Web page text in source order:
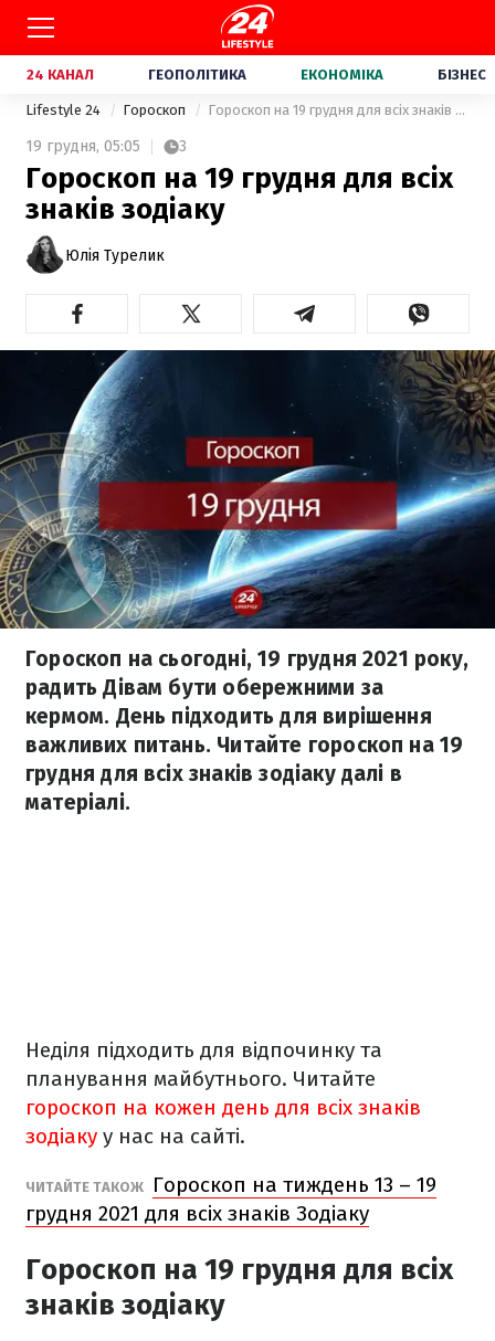
24 КАНАЛ ГЕОПОЛІТИКА ЕКОНОМІКА БІЗНЕС
Lifestyle 24 Гороскоп Гороскоп на 19 грудня для всіх знаків зодіаку
19 грудня, 05:05 3
Гороскоп на 19 грудня для всіх
знаків зодіаку
Юлія Турелик
Гороскоп на сьогодні, 19 грудня 2021 року,
радить Дівам бути обережними за
кермом. День підходить для вирішення
важливих питань. Читайте гороскоп на 19
грудня для всіх знаків зодіаку далі в
матеріалі.
Неділя підходить для відпочинку та
планування майбутнього. Читайте
гороскоп на кожен день для всіх знаків
зодіаку у нас на сайті.
ЧИТАЙТЕ ТАКОЖ
Гороскоп на тиждень 13 – 19
грудня 2021 для всіх знаків Зодіаку
Гороскоп на 19 грудня для всіх
знаків зодіаку